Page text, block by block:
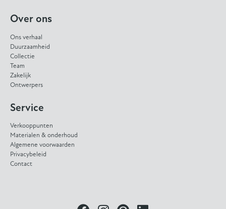
Over ons
Ons verhaal
Duurzaamheid
Collectie
Team
Zakelijk
Ontwerpers
Service
Verkooppunten
Materialen & onderhoud
Algemene voorwaarden
Privacybeleid
Contact